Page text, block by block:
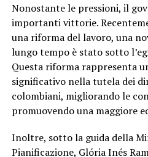
Nonostante le pressioni, il
importanti vittorie.
una riforma del lavoro, una
lungo tempo è stato sotto
Questa riforma rappresenta
significativo nella tutela dei
colombiani, migliorando le
promuovendo una maggiore
Inoltre, sotto la guida della
Pianificazione, Glória Inés